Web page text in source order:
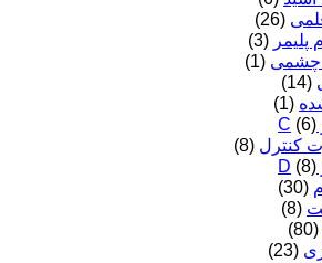
(26)
پلیمر (3)
چشمی (1)
(14)
(1)
(6)
کنترل (8)
(8)
(30)
(8)
(80)
(23)